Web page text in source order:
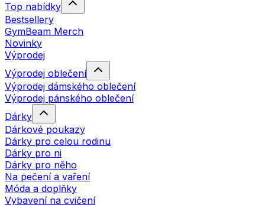
Top nabídky
Bestsellery
GymBeam Merch
Novinky
Výprodej
Výprodej oblečení
Výprodej dámského oblečení
Výprodej pánského oblečení
Dárky
Dárkové poukazy
Dárky pro celou rodinu
Dárky pro ni
Dárky pro něho
Na pečení a vaření
Móda a doplňky
Vybavení na cvičení